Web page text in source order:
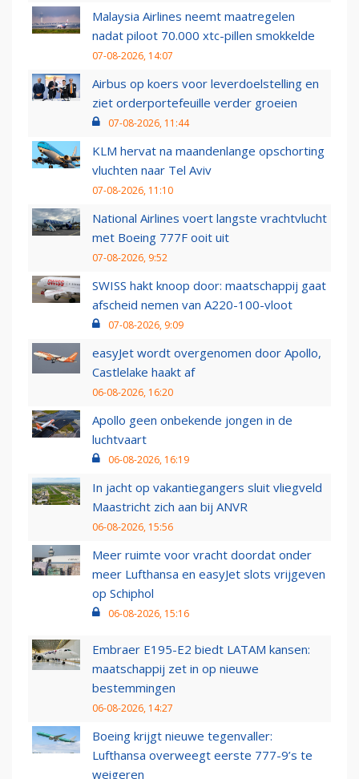
Malaysia Airlines neemt maatregelen
nadat piloot 70.000 xtc-pillen smokkelde
07-08-2026, 14:07
Airbus op koers voor leverdoelstelling en
ziet orderportefeuille verder groeien
07-08-2026, 11:44
KLM hervat na maandenlange opschorting
vluchten naar Tel Aviv
07-08-2026, 11:10
National Airlines voert langste vrachtvlucht
met Boeing 777F ooit uit
07-08-2026, 9:52
SWISS hakt knoop door: maatschappij gaat
afscheid nemen van A220-100-vloot
07-08-2026, 9:09
easyJet wordt overgenomen door Apollo,
Castlelake haakt af
06-08-2026, 16:20
Apollo geen onbekende jongen in de
luchtvaart
06-08-2026, 16:19
In jacht op vakantiegangers sluit vliegveld
Maastricht zich aan bij ANVR
06-08-2026, 15:56
Meer ruimte voor vracht doordat onder
meer Lufthansa en easyJet slots vrijgeven
op Schiphol
06-08-2026, 15:16
Embraer E195-E2 biedt LATAM kansen:
maatschappij zet in op nieuwe
bestemmingen
06-08-2026, 14:27
Boeing krijgt nieuwe tegenvaller:
Lufthansa overweegt eerste 777-9’s te
weigeren